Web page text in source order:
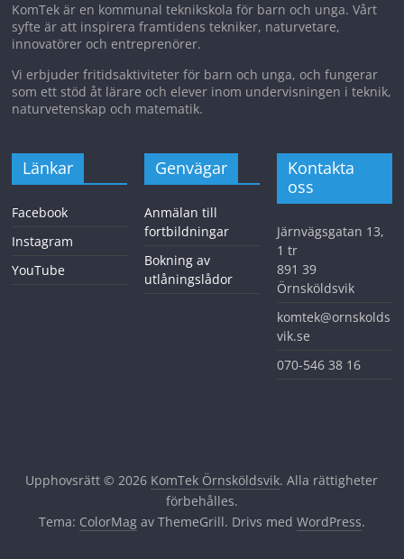
KomTek är en kommunal teknikskola för barn och unga. Vårt
syfte är att inspirera framtidens tekniker, naturvetare,
innovatörer och entreprenörer.
Vi erbjuder fritidsaktiviteter för barn och unga, och fungerar
som ett stöd åt lärare och elever inom undervisningen i teknik,
naturvetenskap och matematik.
Länkar
Facebook
Instagram
YouTube
Genvägar
Anmälan till
fortbildningar
Bokning av
utlåningslådor
Kontakta
oss
Järnvägsgatan 13,
1 tr
891 39
Örnsköldsvik
komtek@ornskolds
vik.se
070-546 38 16
Upphovsrätt © 2026 KomTek Örnsköldsvik. Alla rättigheter
förbehålles.
Tema: ColorMagav ThemeGrill. Drivs med WordPress.